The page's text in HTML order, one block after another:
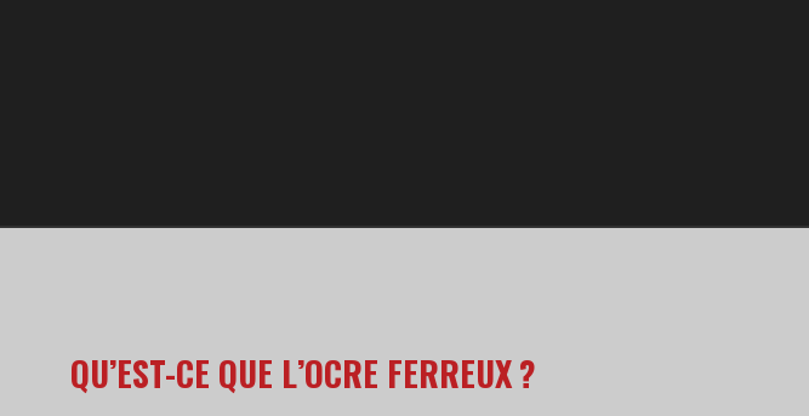
QU’EST-CE QUE L’OCRE FERREUX ?